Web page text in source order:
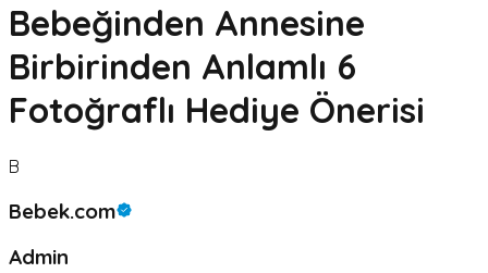
Bebeğinden Annesine
Birbirinden Anlamlı 6
Fotoğraflı Hediye Önerisi
B
Bebek.com
Admin